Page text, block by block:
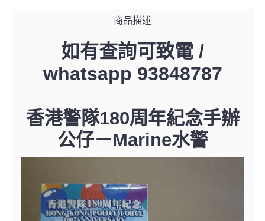
商品描述
如有查詢可致電 /
whatsapp 93848787
香港警隊180周年紀念手辦
公仔－Marine水警